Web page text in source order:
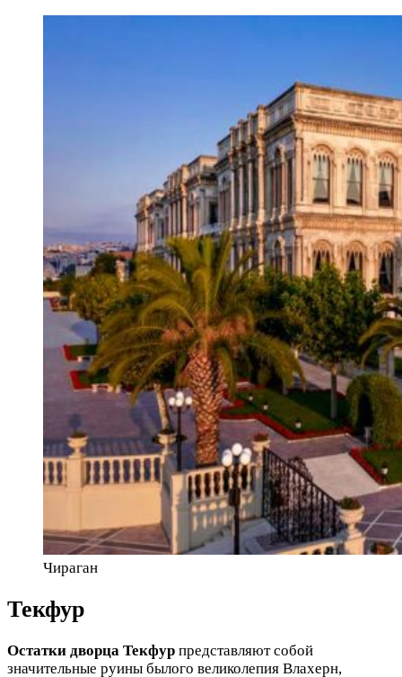
Чираган
Текфур
Остатки дворца Текфур представляют собой
значительные руины былого великолепия Влахерн,